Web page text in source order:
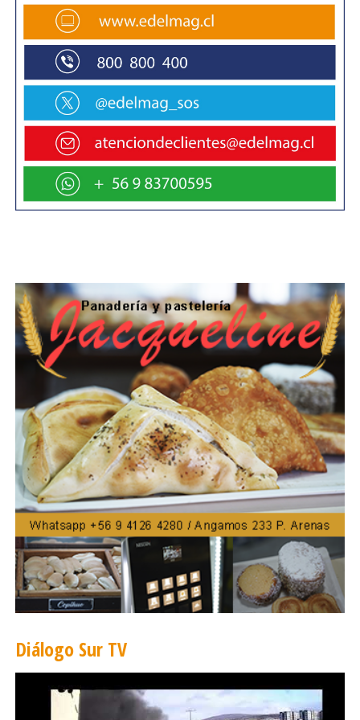
profesional y científico para los académicos
locales, pero que, a su vez, brinda una enorme
ventaja en comparación al resto del país.
“Un laboratorio de esta envergadura, yo creo
que debe correr por carriles paralelos. Primero,
como laboratorio docente, formar alumnos aquí,
es realmente un plus respecto a los demás
alumnos de Chile. Segundo, la investigación,
como Alma Mater de toda universidad, teniendo
este tipo de hardware, se facilita. Lo tercero es la
Es decir, el conocimiento que existe de los
colegas y este laboratorio, les permitirá poder
decir que están al servicio de la comunidad en
los problemas más complejos, principalmente,
en el ámbito músculo-esquelético”, recalcó.
El Laboratorio de Análisis del Movimiento
Humano del CADI UMAG, según explicó el
investigador, cuenta con un sistema que captura
el movimiento en el espacio compuesto por diez
cámaras de alta velocidad y alta resolución; un
sistema de cuatro sensores de fuerza en el
suelo; y un equipo de electromiografía
inalámbrico que sirve para sensar la actividad
eléctrica de los músculos, “lo que te permite
versatilidad –agregó Silvestre- y un rango de
movimiento de unos cien metros a la redonda”.
Para el kinesiólogo y especialista en fisiología
aeroespacial, Manuel Alvear, a partir de este
trabajo, la idea es poder desarrollar unidades de
Diálogo Sur TV